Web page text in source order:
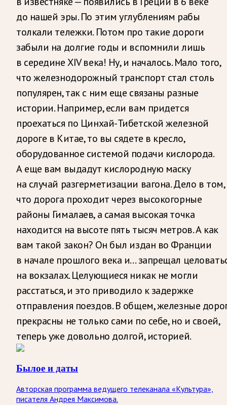
до нашей эры. По этим углублениям рабы
толкали тележки. Потом про такие дороги
забыли на долгие годы и вспомнили лишь
в середине XIV века! Ну, и началось. Мало того,
что железнодорожный транспорт стал столь
популярен, так с ним еще связаны разные
истории. Например, если вам придется
проехаться по Цинхай-Тибетской железной
дороге в Китае, то вы сядете в кресло,
оборудованное системой подачи кислорода.
А еще вам выдадут кислородную маску
на случай разгерметизации вагона. Дело в том,
что дорога проходит через высокогорные
районы Гималаев, а самая высокая точка
находится на высоте пять тысяч метров. А как
вам такой закон? Он был издан во Франции
в начале прошлого века и… запрещал
на вокзалах. Целующиеся никак не могли
расстаться, и это приводило к задержке
отправления поездов. В общем, железные
прекрасны не только сами по себе, но и своей,
теперь уже довольно долгой, историей.
Былое и даты
Авторская программа ведущего телеканала «Культура»,
писателя Андрея Максимова.